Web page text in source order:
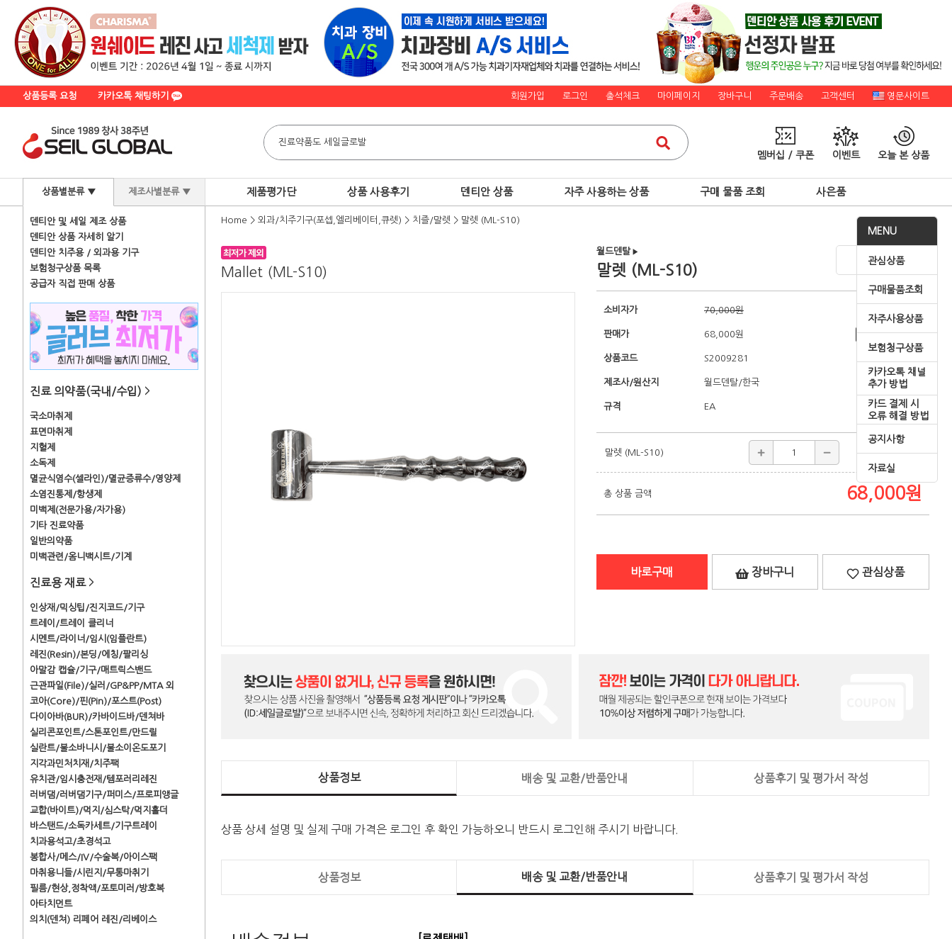
상품등록 요청 카카오톡 채팅하기 회원가입 로그인 출석체크 마이페이지 장바구니 주문배송 고객센터 영문사이트
멤버십 / 쿠폰 이벤트 오늘 본 상품
상품별분류 ▼ 제조사별분류 ▼
덴티안 및 세일 제조 상품
덴티안 상품 자세히 알기
덴티안 치주용 / 외과용 기구
보험청구상품 목록
공급자 직접 판매 상품
진료 의약품(국내/수입) >
국소마취제
표면마취제
지혈제
소독제
멸균식염수(셀라인)/멸균증류수/영양제
소염진통제/항생제
미백제(전문가용/자가용)
기타 진료약품
일반의약품
미백관련/옴니백시트/기계
진료용 재료 >
인상재/믹싱팁/진지코드/기구
트레이/트레이 클리너
시멘트/라이너/임시(임플란트)
레진(Resin)/본딩/에칭/팔리싱
아말감 캡슐/기구/매트릭스밴드
근관파일(File)/실러/GP&PP/MTA 외
코아(Core)/핀(Pin)/포스트(Post)
다이아바(BUR)/카바이드바/덴쳐바
실리콘포인트/스톤포인트/만드릴
실란트/불소바니시/불소이온도포기
지각과민처치재/치주팩
유치관/임시충전재/템포러리레진
러버댐/러버댐기구/퍼미스/프로피앵글
교합(바이트)/먹지/심스탁/먹지홀더
바스탠드/소독카세트/기구트레이
치과용석고/초경석고
봉합사/메스/IV/수술복/아이스팩
마취용니들/시린지/무통마취기
필름/현상,정착액/포토미러/방호복
아타치먼트
의치(덴쳐) 리페어 레진/리베이스
제품평가단 상품 사용후기 덴티안 상품 자주 사용하는 상품 구매 물품 조회 사은품
MENU
관심상품
구매물품조회
자주사용상품
보험청구상품
카카오톡 채널
추가 방법
카드 결제 시
오류 해결 방법
공지사항
자료실
Home > 외과/치주기구(포셉,엘리베이터,큐렛) > 치즐/말렛 > 말렛 (ML-S10)
Mallet (ML-S10)
월드덴탈 ▶
말렛 (ML-S10)
소비자가 70,000원
판매가 68,000원 쇼핑혜택
상품코드 S2009281
제조사/원산지 월드덴탈/한국
규격 EA
말렛 (ML-S10) 68,000원
총 상품 금액 68,000원
바로구매 장바구니 관심상품
상품정보 배송 및 교환/반품안내 상품후기 및 평가서 작성
상품 상세 설명 및 실제 구매 가격은 로그인 후 확인 가능하오니 반드시 로그인해 주시기 바랍니다.
상품정보 배송 및 교환/반품안내 상품후기 및 평가서 작성